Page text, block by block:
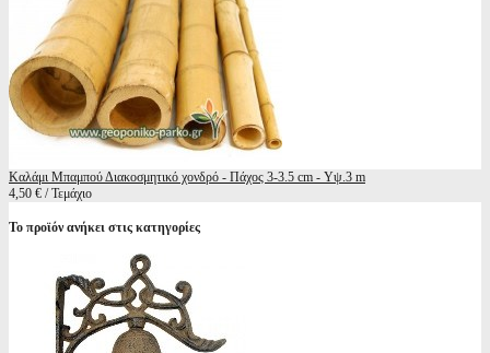
Καλάμι Μπαμπού Διακοσμητικό χονδρό - Πάχος 3-3.5 cm - Υψ.3 m
4,50 € / Τεμάχιο
Το προϊόν ανήκει στις κατηγορίες